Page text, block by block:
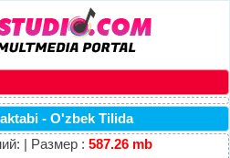
- O'zbek Tilida
| Размер : 587.26 mb